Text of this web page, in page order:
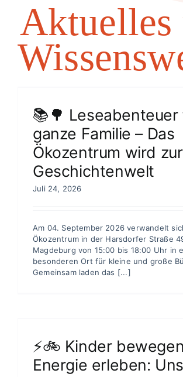
Aktuelles
📚🌳
ganze Familie – Das
Ökozentrum wird zur
Geschichtenwelt
Juli 24, 2026
Am 04. September 2026 verwandelt
Ökozentrum in der Harsdorfer Straße
Magdeburg von 15:00 bis 18:00 Uhr in
besonderen Ort für kleine und große
Gemeinsam laden das [...]
⚡🚲 Kinder
Energie erleben: